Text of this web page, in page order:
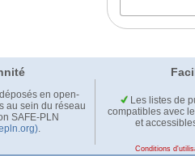
en open-
au sein du réseau
SAFE-PLN
.
Les listes de
compatibles avec
et
Conditions